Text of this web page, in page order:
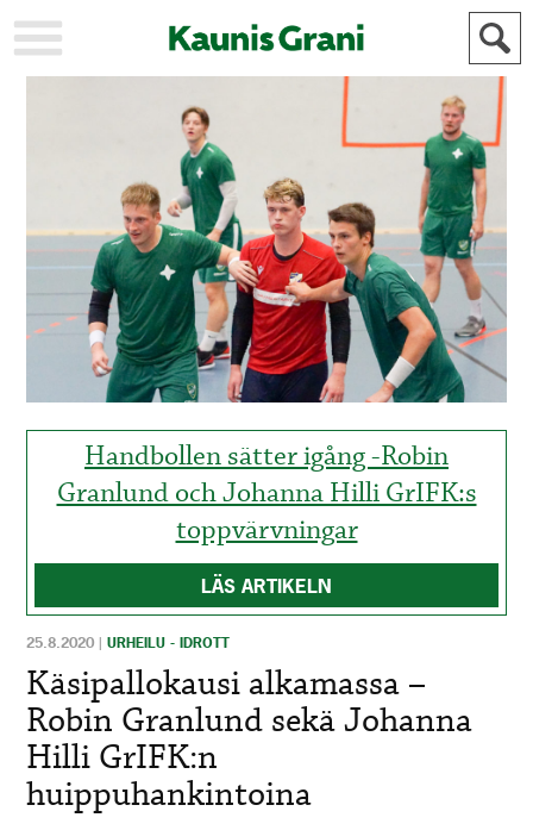
STADEN
AKTUELLT
IDROTT
KULTTUURI
KULTUR
HISTORIA
HISTORIA
YLEINEN
ALLMÄN
MAINOSTAJILLE
FÖR
ANNONSÖRER
Handbollen sätter igång -Robin
Granlund och Johanna Hilli GrIFK:s
toppvärvningar
LÄS ARTIKELN
25.8.2020 |URHEILU - IDROTT
Käsipallokausi alkamassa –
Robin Granlund sekä Johanna
Hilli GrIFK:n
huippuhankintoina